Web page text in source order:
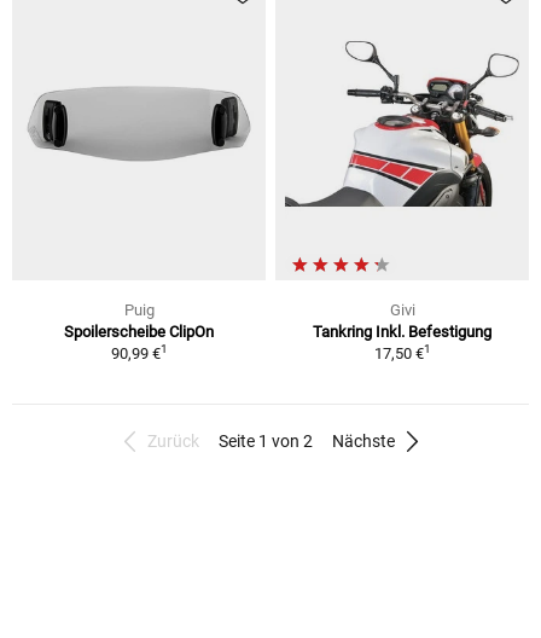
Puig
Spoilerscheibe ClipOn
90,99 €1
Givi
Tankring Inkl. Befestigung
17,50 €1
Zurück Seite 1 von 2 Nächste